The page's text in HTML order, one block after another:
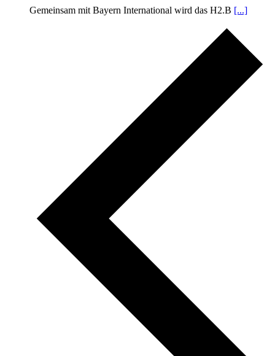
Gemeinsam mit Bayern International wird das H2.B [...]